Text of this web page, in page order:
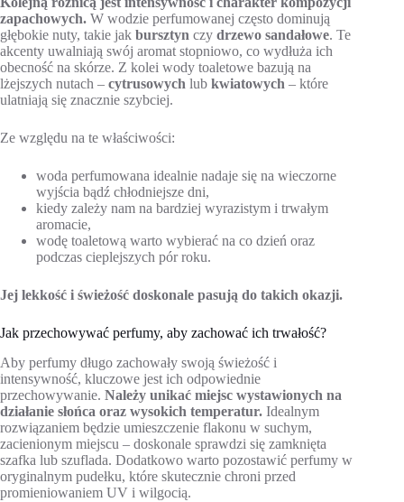
zapachowych. W wodzie perfumowanej często dominują
głębokie nuty, takie jak bursztyn czy drzewo sandałowe. Te
akcenty uwalniają swój aromat stopniowo, co wydłuża ich
obecność na skórze. Z kolei wody toaletowe bazują na
lżejszych nutach – cytrusowych lub kwiatowych – które
ulatniają się znacznie szybciej.
Ze względu na te właściwości:
woda perfumowana idealnie nadaje się na wieczorne
wyjścia bądź chłodniejsze dni,
kiedy zależy nam na bardziej wyrazistym i trwałym
aromacie,
wodę toaletową warto wybierać na co dzień oraz
podczas cieplejszych pór roku.
Jej lekkość i świeżość doskonale pasują do takich okazji.
Jak przechowywać perfumy, aby zachować ich trwałość?
Aby perfumy długo zachowały swoją świeżość i
intensywność, kluczowe jest ich odpowiednie
przechowywanie. Należy unikać miejsc wystawionych na
działanie słońca oraz wysokich temperatur. Idealnym
rozwiązaniem będzie umieszczenie flakonu w suchym,
zacienionym miejscu – doskonale sprawdzi się zamknięta
szafka lub szuflada. Dodatkowo warto pozostawić perfumy w
oryginalnym pudełku, które skutecznie chroni przed
promieniowaniem UV i wilgocią.